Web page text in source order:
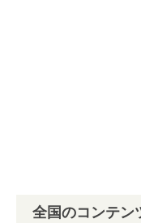
全国のコンテン